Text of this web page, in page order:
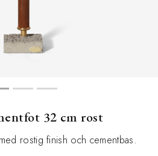
32 cm rost
rostig finish och cementbas.